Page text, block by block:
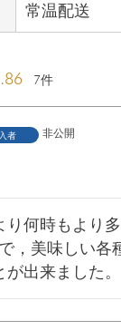
常温配送
7
者
非公開
り何時もより
，美味しい各
出来ました。